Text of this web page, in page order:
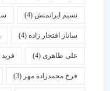
نسیم ایرانمنش(4) سید حمید
ساناز افتخار زاده(4) مهرداد
علی طاهری(4) فرید نائینی(3)
فرخ محمدزاده مهر(3) امید